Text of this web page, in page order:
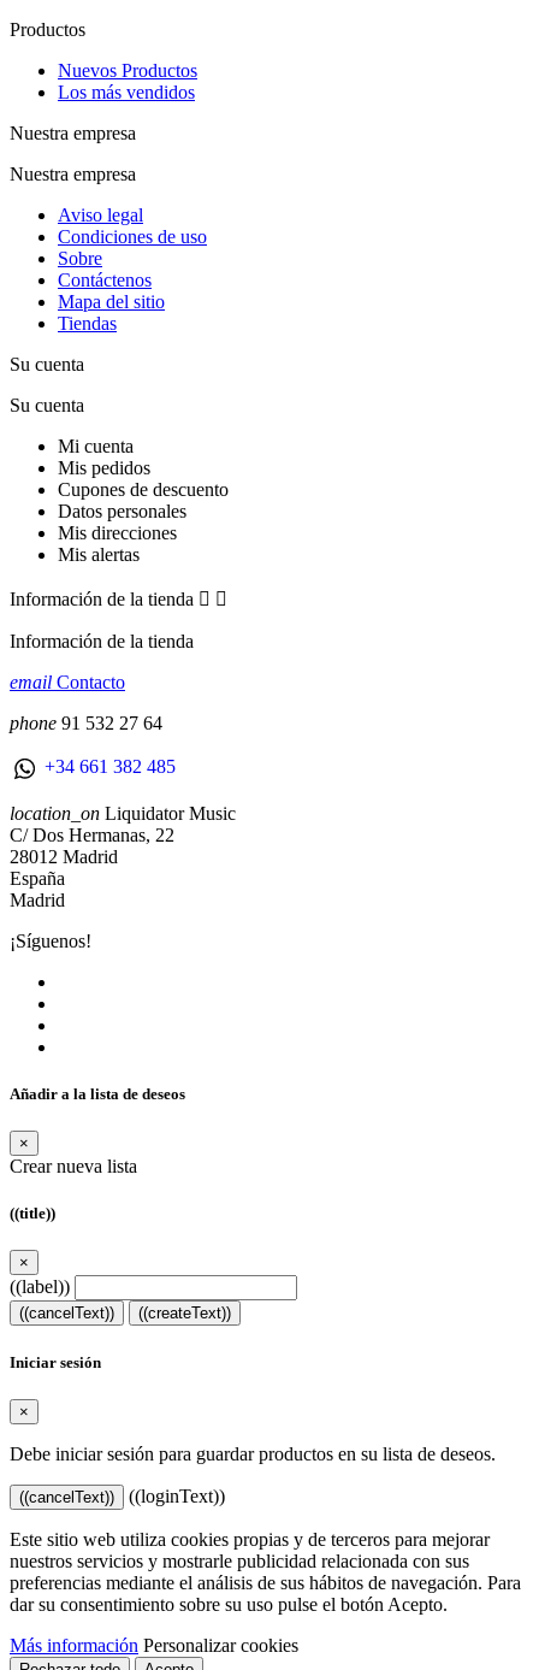
Productos
Nuevos Productos
Los más vendidos
Nuestra empresa
Nuestra empresa
Aviso legal
Condiciones de uso
Sobre
Contáctenos
Mapa del sitio
Tiendas
Su cuenta
Su cuenta
Mi cuenta
Mis pedidos
Cupones de descuento
Datos personales
Mis direcciones
Mis alertas
Información de la tienda  
Información de la tienda
email Contacto
phone 91 532 27 64
+34 661 382 485
location_on Liquidator Music
C/ Dos Hermanas, 22
28012 Madrid
España
Madrid
¡Síguenos!
Añadir a la lista de deseos
×
Crear nueva lista
((title))
×
((label))
((cancelText)) ((createText))
Iniciar sesión
×
Debe iniciar sesión para guardar productos en su lista de deseos.
((cancelText)) ((loginText))
Este sitio web utiliza cookies propias y de terceros para mejorar
nuestros servicios y mostrarle publicidad relacionada con sus
preferencias mediante el análisis de sus hábitos de navegación. Para
dar su consentimiento sobre su uso pulse el botón Acepto.
Más información Personalizar cookies